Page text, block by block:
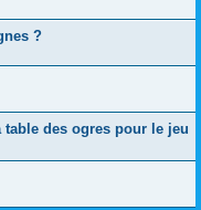
?
des ogres pour le jeu